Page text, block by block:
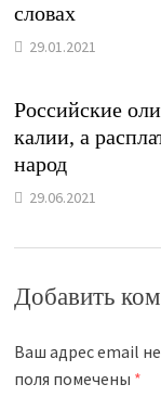
словах
29.01.2021
Российские
калии, а
народ
29.06.2021
Добавить
Ваш адрес email
поля помечены *